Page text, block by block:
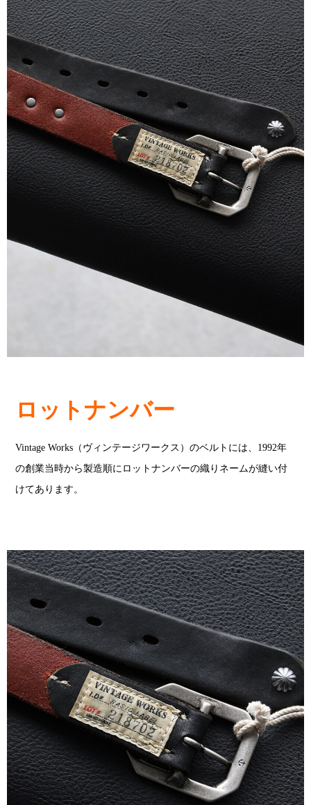
ロットナンバー
Vintage Works（ヴィンテージワークス）のベルトには、1992年
の創業当時から製造順にロットナンバーの織りネームが縫い付
けてあります。